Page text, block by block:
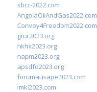
sbcc-2022.com
AngolaOilAndGas2022.com
Convoy4Freedom2022.com
grur2023.org
hkhk2023.org
napm2023.org
apsdfd2023.org
forumausape2023.com
imkl2023.com